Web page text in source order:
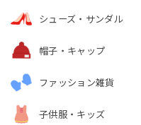
シューズ・サンダル
帽子・キャップ
ファッション雑貨
子供服・キッズ